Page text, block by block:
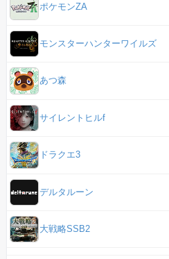
ポケモンZA
モンスターハンターワイルズ
あつ森
サイレントヒルf
ドラクエ3
デルタルーン
大戦略SSB2